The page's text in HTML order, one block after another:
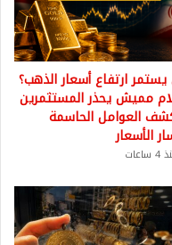
ارتفاع أسعار الذهب؟
مميش يحذر المستثمرين
العوامل الحاسمة
الأسعار
ساعات